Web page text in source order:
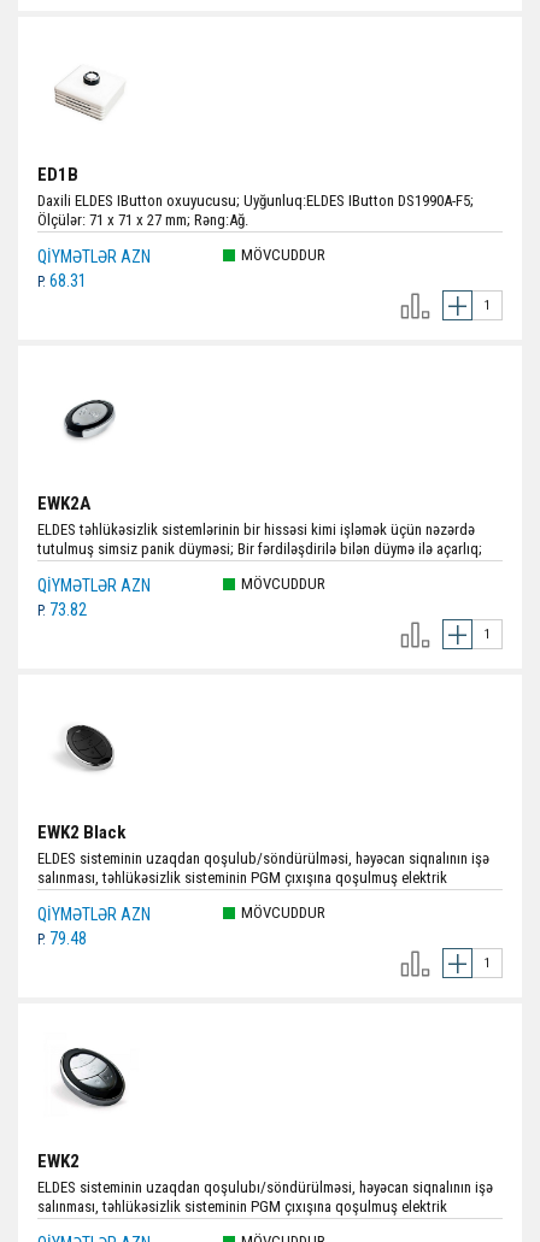
ED1B
Daxili ELDES IButton oxuyucusu; Uyğunluq:ELDES IButton DS1990A-F5;
Ölçülər: 71 x 71 x 27 mm; Rəng:Ağ.
QIYMƏTLƏR AZN
P. 68.31
MÖVCUDDUR
EWK2A
ELDES təhlükəsizlik sistemlərinin bir hissəsi kimi işləmək üçün nəzərdə
tutulmuş simsiz panik düyməsi; Bir fərdiləşdirilə bilən düymə ilə açarlıq;
Rəngi:Qara+Gümüşü.
QIYMƏTLƏR AZN
P. 73.82
MÖVCUDDUR
EWK2 Black
ELDES sisteminin uzaqdan qoşulub/söndürülməsi, həyəcan siqnalının işə
salınması, təhlükəsizlik sisteminin PGM çıxışına qoşulmuş elektrik
Batareyaların sayı:1; Radio siqnal diapazonu:Daxili məkanda 30 m-ə qədər;
açıq məkanda 150 ​​m-ə qədər; Daxili ötürücü-qəbuledici tezliyi:868 MHz;
Batareyanın gərginliyi;tutum:3V; Ölçülər:54 x 42 x 13 mm; Rəng:Qara.
QIYMƏTLƏR AZN
P. 79.48
MÖVCUDDUR
EWK2
ELDES sisteminin uzaqdan qoşulubı/söndürülməsi, həyəcan siqnalının işə
salınması, təhlükəsizlik sisteminin PGM çıxışına qoşulmuş elektrik